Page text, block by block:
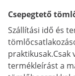
Csepegtető
Szállítási idő és
praktikusak.Csak
termékleírást a